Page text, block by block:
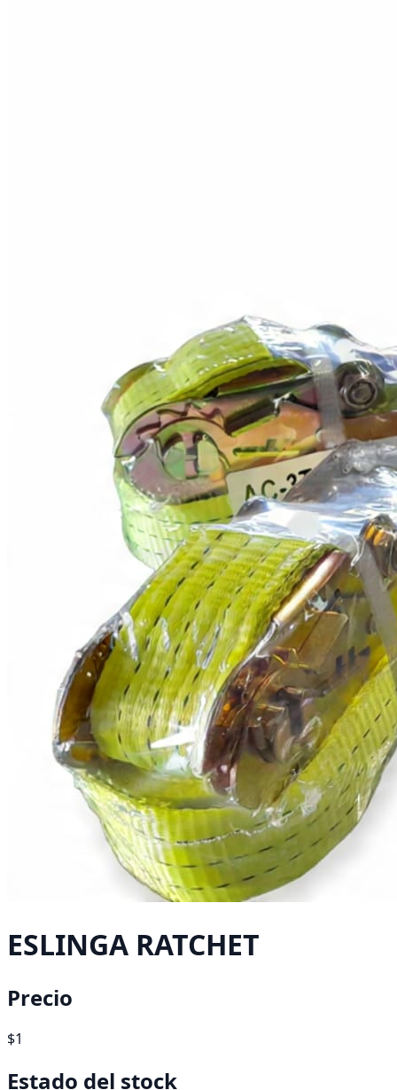
ESLINGA RATCHET
Precio
$1
Estado del stock